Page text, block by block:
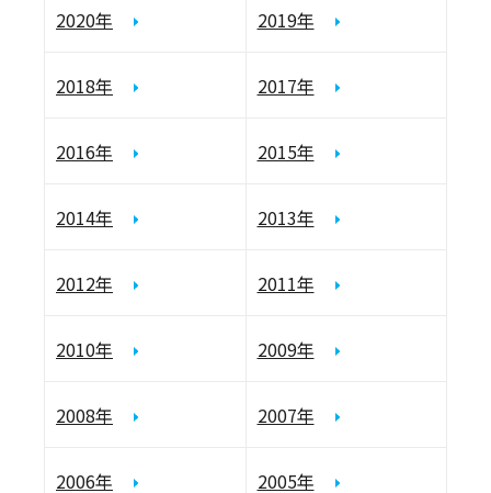
2020年 2019年
2018年 2017年
2016年 2015年
2014年 2013年
2012年 2011年
2010年 2009年
2008年 2007年
2006年 2005年